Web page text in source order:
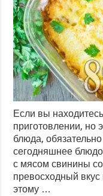
Если вы
приготовлении, но
блюда,
сегодняшнее
с мясом свинины
превосходный
этому …